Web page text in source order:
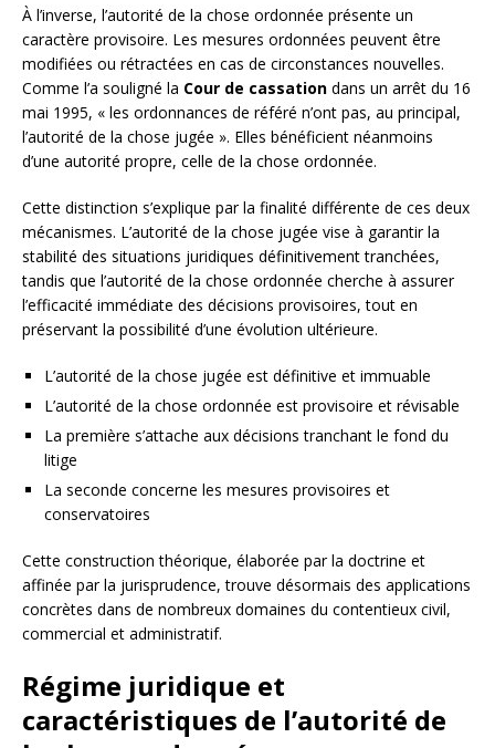
À l’inverse, l’autorité de la chose ordonnée présente un
caractère provisoire. Les mesures ordonnées peuvent être
modifiées ou rétractées en cas de circonstances nouvelles.
Comme l’a souligné la Cour de cassation dans un arrêt du 16
mai 1995, « les ordonnances de référé n’ont pas, au principal,
l’autorité de la chose jugée ». Elles bénéficient néanmoins
d’une autorité propre, celle de la chose ordonnée.
Cette distinction s’explique par la finalité différente de ces deux
mécanismes. L’autorité de la chose jugée vise à garantir la
stabilité des situations juridiques définitivement tranchées,
tandis que l’autorité de la chose ordonnée cherche à assurer
l’efficacité immédiate des décisions provisoires, tout en
préservant la possibilité d’une évolution ultérieure.
L’autorité de la chose jugée est définitive et immuable
L’autorité de la chose ordonnée est provisoire et révisable
La première s’attache aux décisions tranchant le fond du
litige
La seconde concerne les mesures provisoires et
conservatoires
Cette construction théorique, élaborée par la doctrine et
affinée par la jurisprudence, trouve désormais des applications
concrètes dans de nombreux domaines du contentieux civil,
commercial et administratif.
Régime juridique et
caractéristiques de l’autorité de